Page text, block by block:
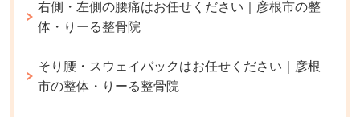
右側・左側の腰痛はお任せください｜彦根市の整
体・りーる整骨院
そり腰・スウェイバックはお任せください｜彦根
市の整体・りーる整骨院